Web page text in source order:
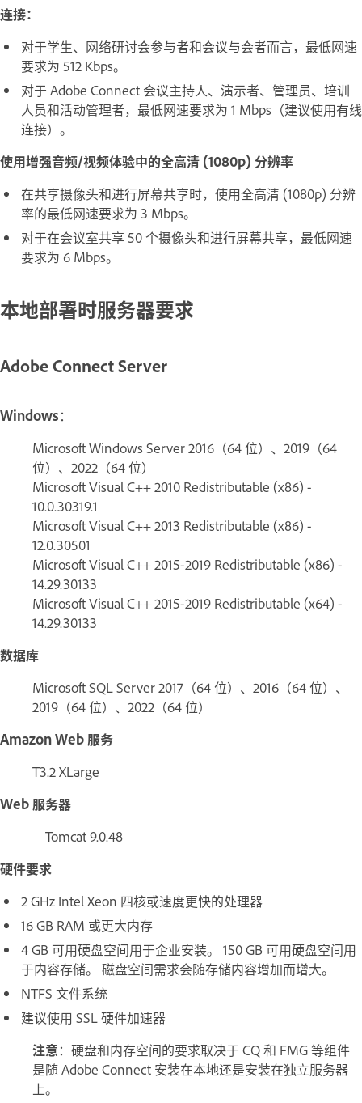
连接：
对于学生、网络研讨会参与者和会议与会者而言，最低网速
要求为 512 Kbps。
对于 Adobe Connect 会议主持人、演示者、管理员、培训
人员和活动管理者，最低网速要求为 1 Mbps（建议使用有线
连接）。
使用增强音频/视频体验中的全高清 (1080p) 分辨率
在共享摄像头和进行屏幕共享时，使用全高清 (1080p) 分辨
率的最低网速要求为 3 Mbps。
对于在会议室共享 50 个摄像头和进行屏幕共享，最低网速
要求为 6 Mbps。
本地部署时服务器要求
Adobe Connect Server
Windows：
Microsoft Windows Server 2016（64 位）、2019（64
位）、2022（64 位）
Microsoft Visual C++ 2010 Redistributable (x86) -
10.0.30319.1
Microsoft Visual C++ 2013 Redistributable (x86) -
12.0.30501
Microsoft Visual C++ 2015-2019 Redistributable (x86) -
14.29.30133
Microsoft Visual C++ 2015-2019 Redistributable (x64) -
14.29.30133
数据库
Microsoft SQL Server 2017（64 位）、2016（64 位）、
2019（64 位）、2022（64 位）
Amazon Web 服务
T3.2 XLarge
Web 服务器
Tomcat 9.0.48
硬件要求
2 GHz Intel Xeon 四核或速度更快的处理器
16 GB RAM 或更大内存
4 GB 可用硬盘空间用于企业安装。 150 GB 可用硬盘空间用
于内容存储。 磁盘空间需求会随存储内容增加而增大。
NTFS 文件系统
建议使用 SSL 硬件加速器
注意：硬盘和内存空间的要求取决于 CQ 和 FMG 等组件
是随 Adobe Connect 安装在本地还是安装在独立服务器
上。